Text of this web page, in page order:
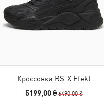
Кроссовки RS-X Efekt
5199,00 ₴6490,00 ₴